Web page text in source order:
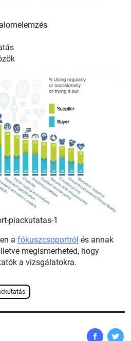
piackutatas-1
a fókuszcsoportról és annak
megismerheted, hogy
a vizsgálatokra.